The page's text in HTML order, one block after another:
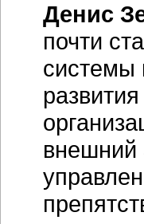
Денис
почти
системы
внешний